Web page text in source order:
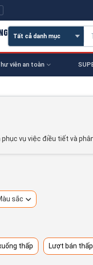
viên an toàn
vụ việc điều tiết và
sắc
thấp Lượt bán